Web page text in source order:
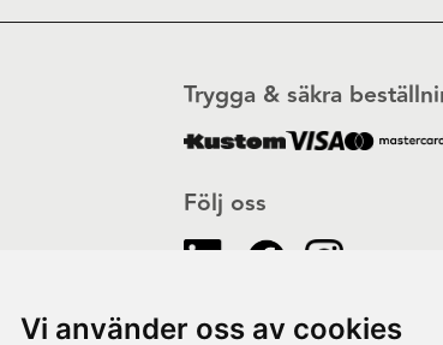
Vi använder oss av cookies
Följ oss
Trygga & säkra